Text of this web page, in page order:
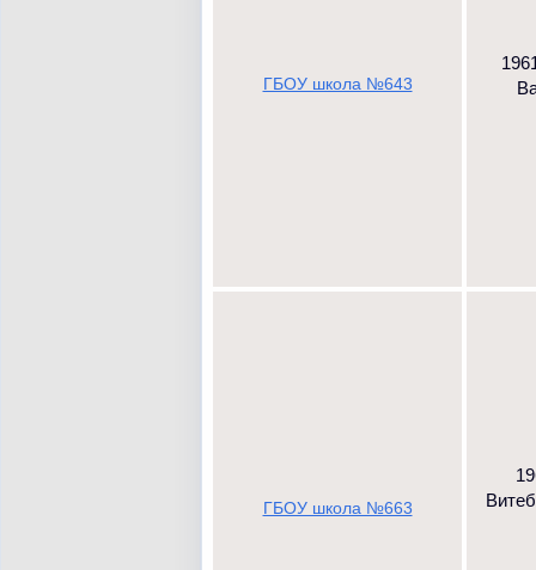
ГБОУ школа №643
ГБОУ школа №663